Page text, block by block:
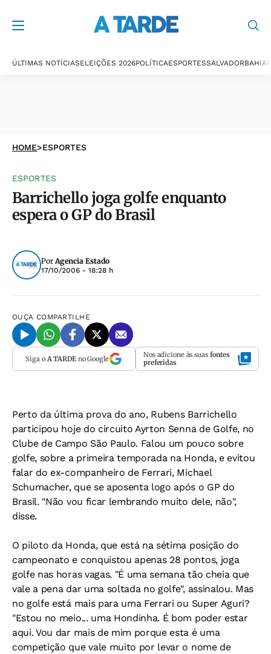
ÚLTIMAS NOTÍCIASELEIÇÕES 2026POLÍTICAESPORTESSALVADORBAHIA
HOME>ESPORTES
ESPORTES
Barrichello joga golfe enquanto
espera o GP do Brasil
PorAgencia Estado
17/10/2006 - 18:28 h
OUÇA COMPARTILHE
Siga o A TARDEno Google Nos adicione às suas fontes
preferidas
Perto da última prova do ano, Rubens Barrichello
participou hoje do circuito Ayrton Senna de Golfe, no
Clube de Campo São Paulo. Falou um pouco sobre
golfe, sobre a primeira temporada na Honda, e evitou
falar do ex-companheiro de Ferrari, Michael
Schumacher, que se aposenta logo após o GP do
Brasil. "Não vou ficar lembrando muito dele, não",
disse.
O piloto da Honda, que está na sétima posição do
campeonato e conquistou apenas 28 pontos, joga
golfe nas horas vagas. "É uma semana tão cheia que
vale a pena dar uma soltada no golfe", assinalou. Mas
no golfe está mais para uma Ferrari ou Super Aguri?
"Estou no meio... uma Hondinha. É bom poder estar
aqui. Vou dar mais de mim porque esta é uma
competição que vale muito por levar o nome de